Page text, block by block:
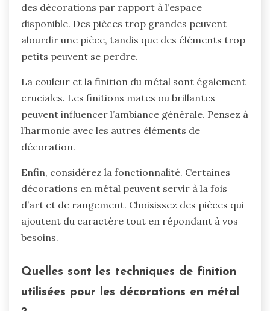
des décorations par rapport à l’espace
disponible. Des pièces trop grandes peuvent
alourdir une pièce, tandis que des éléments trop
petits peuvent se perdre.
La couleur et la finition du métal sont également
cruciales. Les finitions mates ou brillantes
peuvent influencer l’ambiance générale. Pensez à
l’harmonie avec les autres éléments de
décoration.
Enfin, considérez la fonctionnalité. Certaines
décorations en métal peuvent servir à la fois
d’art et de rangement. Choisissez des pièces qui
ajoutent du caractère tout en répondant à vos
besoins.
Quelles sont les techniques de finition
utilisées pour les décorations en métal